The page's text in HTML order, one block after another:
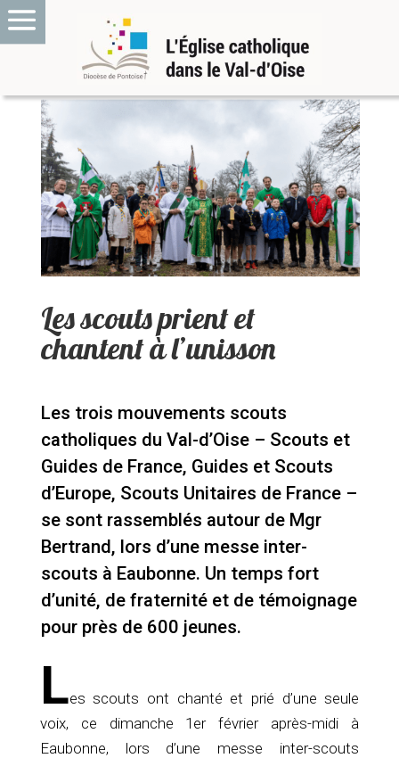
Les scouts prient et
chantent à l’unisson
Les trois mouvements scouts
catholiques du Val-d’Oise – Scouts et
Guides de France, Guides et Scouts
d’Europe, Scouts Unitaires de France –
se sont rassemblés autour de Mgr
Bertrand, lors d’une messe inter-
scouts à Eaubonne. Un temps fort
d’unité, de fraternité et de témoignage
pour près de 600 jeunes.
Les scouts ont chanté et prié d’une seule
voix, ce dimanche 1er février après-midi à
Eaubonne, lors d’une messe inter-scouts